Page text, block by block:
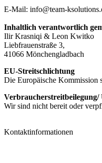
E-Mail: info@team-
Inhaltlich verantwortlich
Ilir Krasniqi & Leon Kwitko
Liebfrauenstraße 3,
41066 Mönchengladbach
EU-Streitschlichtung
Die Europäische Kommission
Verbraucherstreitbeilegung/
Wir sind nicht bereit oder
Kontaktinformationen